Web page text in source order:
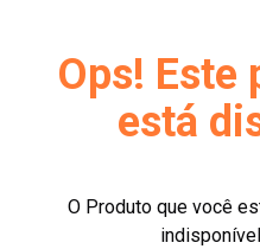
Ops! Este
está
O Produto que você